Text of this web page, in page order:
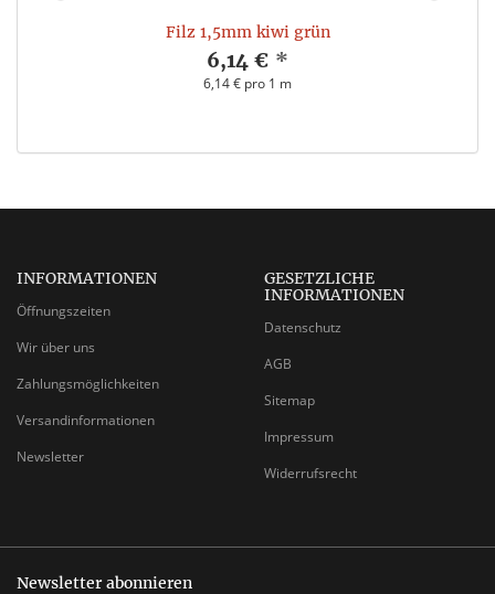
Filz 1,5mm kiwi grün
6,14 € *
6,14 € pro 1 m
INFORMATIONEN
Öffnungszeiten
Wir über uns
Zahlungsmöglichkeiten
Versandinformationen
Newsletter
GESETZLICHE
INFORMATIONEN
Datenschutz
AGB
Sitemap
Impressum
Widerrufsrecht
Newsletter abonnieren